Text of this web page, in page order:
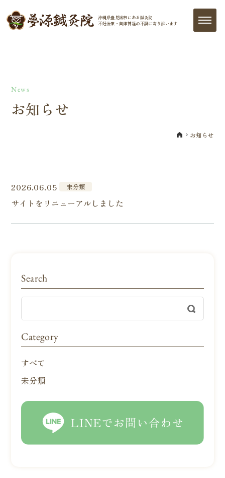
沖縄県豊見城市にある鍼灸院
不妊治療・自律神経の不調に寄り添います
News
お知らせ
TOP お知らせ
2026.06.05 未分類
サイトをリニューアルしました
Search
Category
すべて
未分類